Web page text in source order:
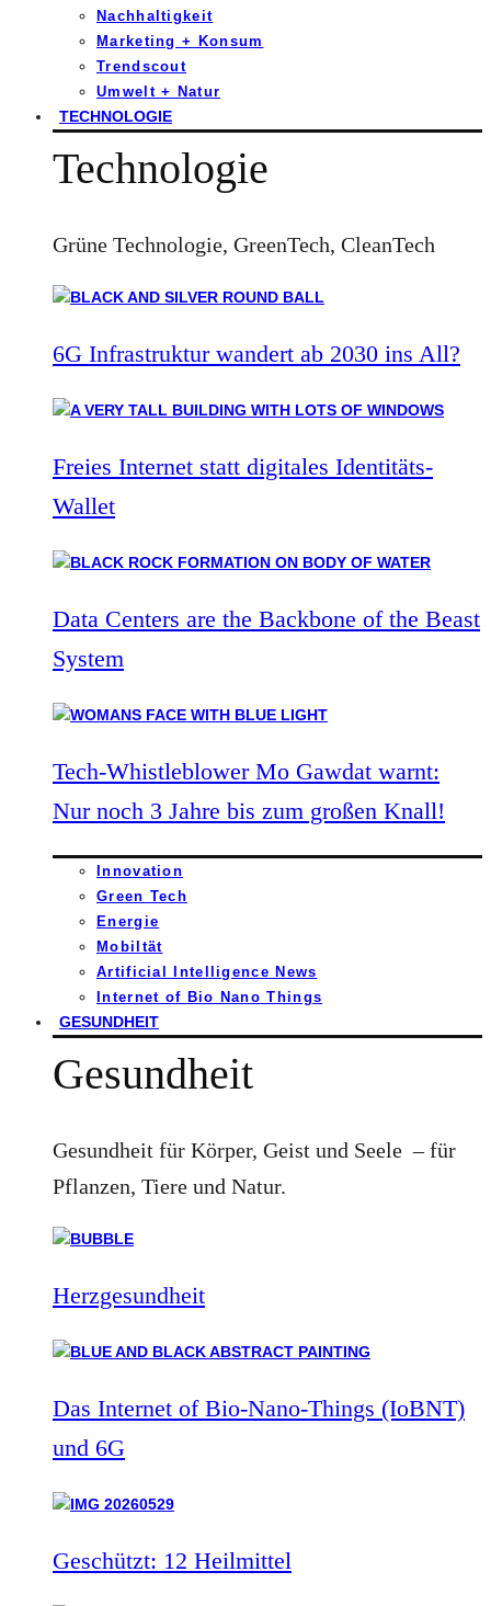
Nachhaltigkeit
Marketing + Konsum
Trendscout
Umwelt + Natur
TECHNOLOGIE
Technologie
Grüne Technologie, GreenTech, CleanTech
6G Infrastruktur wandert ab 2030 ins All?
Freies Internet statt digitales Identitäts-
Wallet
Data Centers are the Backbone of the Beast
System
Tech-Whistleblower Mo Gawdat warnt:
Nur noch 3 Jahre bis zum großen Knall!
Innovation
Green Tech
Energie
Mobiltät
Artificial Intelligence News
Internet of Bio Nano Things
GESUNDHEIT
Gesundheit
Gesundheit für Körper, Geist und Seele – für
Pflanzen, Tiere und Natur.
Herzgesundheit
Das Internet of Bio-Nano-Things (IoBNT)
und 6G
Geschützt: 12 Heilmittel